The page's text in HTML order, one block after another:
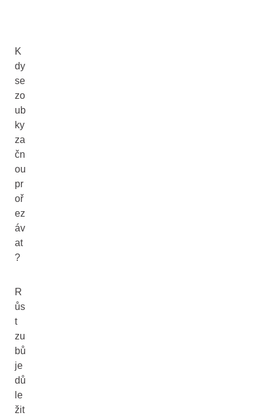
K
dy
se
zo
ub
ky
za
čn
ou
pr
oř
ez
áv
at
?
R
ůs
t
zu
bů
je
dů
le
žit